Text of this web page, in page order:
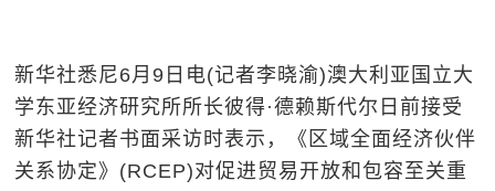
新华社悉尼6月9日电(记者李晓渝)澳大利亚国立大
学东亚经济研究所所长彼得·德赖斯代尔日前接受
新华社记者书面采访时表示，《区域全面经济伙伴
关系协定》(RCEP)对促进贸易开放和包容至关重